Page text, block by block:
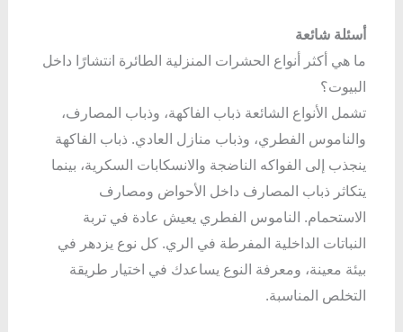
أسئلة شائعة
ما هي أكثر أنواع الحشرات المنزلية الطائرة انتشارًا داخل
البيوت؟
تشمل الأنواع الشائعة ذباب الفاكهة، وذباب المصارف،
والناموس الفطري، وذباب منازل العادي. ذباب الفاكهة
ينجذب إلى الفواكه الناضجة والانسكابات السكرية، بينما
يتكاثر ذباب المصارف داخل الأحواض ومصارف
الاستحمام. الناموس الفطري يعيش عادة في تربة
النباتات الداخلية المفرطة في الري. كل نوع يزدهر في
بيئة معينة، ومعرفة النوع يساعدك في اختيار طريقة
التخلص المناسبة.